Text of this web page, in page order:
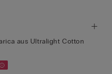
aus Ultralight Cotton